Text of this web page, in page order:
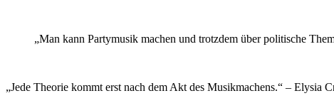
„Man kann Partymusik machen und trotzdem über politische
„Jede Theorie kommt erst nach dem Akt des Musikmachens.“ – Elysia